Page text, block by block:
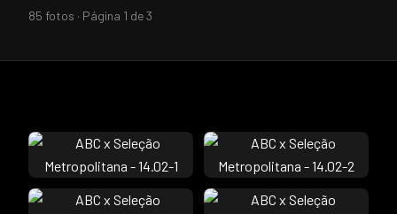
85 fotos · Página 1 de 3